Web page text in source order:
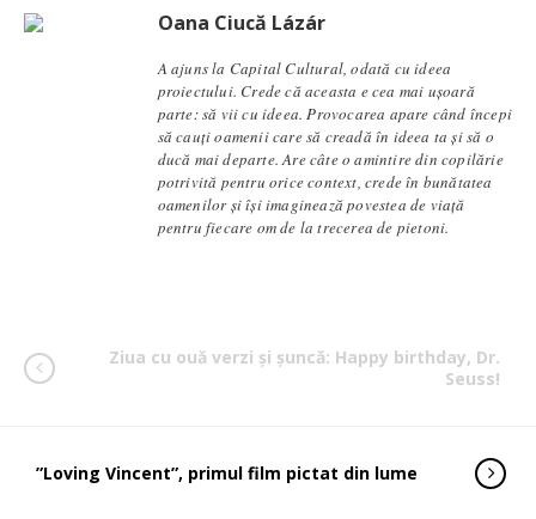
Oana Ciucă Lázár
A ajuns la Capital Cultural, odată cu ideea
proiectului. Crede că aceasta e cea mai ușoară
parte: să vii cu ideea. Provocarea apare când începi
să cauți oamenii care să creadă în ideea ta și să o
ducă mai departe. Are câte o amintire din copilărie
potrivită pentru orice context, crede în bunătatea
oamenilor și își imaginează povestea de viață
pentru fiecare om de la trecerea de pietoni.
Ziua cu ouă verzi și șuncă: Happy birthday, Dr.
Seuss!
”Loving Vincent”, primul film pictat din lume